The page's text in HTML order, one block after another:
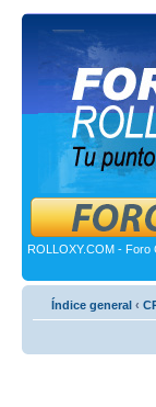
ROLLOXY.COM - Foro
Índice general ‹